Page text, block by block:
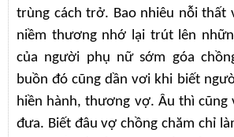
trùng cách trở. Bao nhiêu nỗi thất
niềm thương nhớ lại trút lên
của người phụ nữ sớm góa
buồn đó cũng dần vơi khi biết
hiền hành, thương vợ. Âu thì cũng
đưa. Biết đâu vợ chồng chăm chỉ